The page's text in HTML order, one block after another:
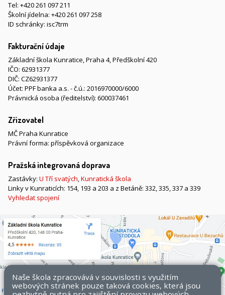
Tel: +420 261 097 211
Školní jídelna: +420 261 097 258
ID schránky: isc7trm
Fakturační údaje
Základní škola Kunratice, Praha 4, Předškolní 420
IČO: 62931377
DIČ: CZ62931377
Účet: PPF banka a.s. - č.ú.: 2016970000/6000
Právnická osoba (ředitelství): 600037461
Zřizovatel
MČ Praha Kunratice
Právní forma: příspěvková organizace
Pražská integrovaná doprava
Zastávky: U Tří svatých,Kunratická škola
Linky v Kunraticích: 154, 193 a 203 a z Betáně: 332, 335, 337 a 339
Vyhledat spojení
Naše škola zpracovává v souvislosti s využitím
webových stránek pouze taková cookies, která jsou